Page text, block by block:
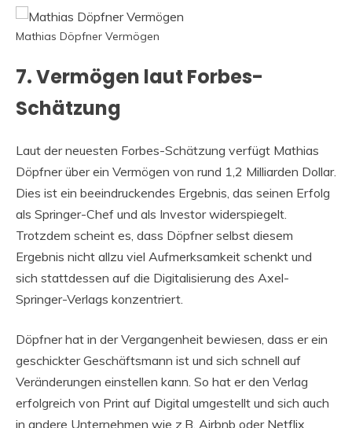
Mathias Döpfner Vermögen
7. Vermögen laut Forbes-
Schätzung
Laut der neuesten Forbes-Schätzung verfügt Mathias
Döpfner über ein Vermögen von rund 1,2 Milliarden Dollar.
Dies ist ein beeindruckendes Ergebnis, das seinen Erfolg
als Springer-Chef und als Investor widerspiegelt.
Trotzdem scheint es, dass Döpfner selbst diesem
Ergebnis nicht allzu viel Aufmerksamkeit schenkt und
sich stattdessen auf die Digitalisierung des Axel-
Springer-Verlags konzentriert.
Döpfner hat in der Vergangenheit bewiesen, dass er ein
geschickter Geschäftsmann ist und sich schnell auf
Veränderungen einstellen kann. So hat er den Verlag
erfolgreich von Print auf Digital umgestellt und sich auch
in andere Unternehmen wie z.B. Airbnb oder Netflix